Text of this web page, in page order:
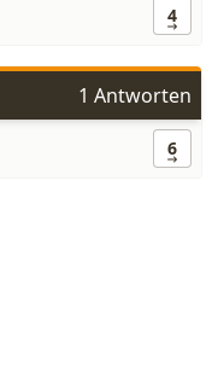
4
1 Antworten
6